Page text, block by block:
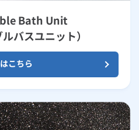
Bath Unit
バスユニット）
こちら